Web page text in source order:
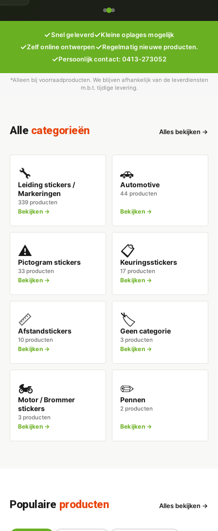
✓Snel geleverd✓Kleine oplages mogelijk
✓Zelf online ontwerpen✓Regelmatig nieuwe producten.
✓Persoonlijk contact: 0413-273052
*Alleen bij voorraadproducten. We blijven afhankelijk van de leverdiensten
m.b.t. tijdige levering.
Alle categorieën Alles bekijken →
🔧
Leiding stickers /
Markeringen
339 producten
Bekijken →
🚗
Automotive
44 producten
Bekijken →
⚠️
Pictogram stickers
33 producten
Bekijken →
📋
Keuringsstickers
17 producten
Bekijken →
📏
Afstandstickers
10 producten
Bekijken →
🏷️
Geen categorie
3 producten
Bekijken →
🏍️
Motor / Brommer
stickers
3 producten
Bekijken →
✏️
Pennen
2 producten
Bekijken →
Populaire producten Alles bekijken →